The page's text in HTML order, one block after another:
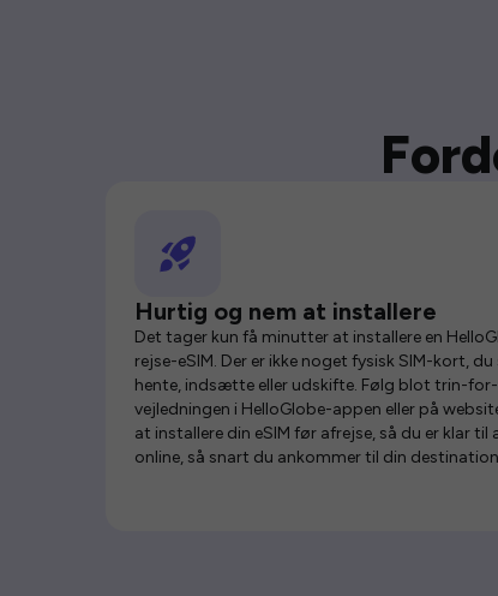
Hurtig og nem at installere
Det tager kun få minutter at installere en
rejse-eSIM. Der er ikke noget fysisk SIM-kort, du
hente, indsætte eller udskifte. Følg blot trin-
vejledningen i HelloGlobe-appen eller på
at installere din eSIM før afrejse, så du er klar til
online, så snart du ankommer til din